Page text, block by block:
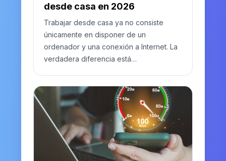
desde casa en 2026
Trabajar desde casa ya no consiste
únicamente en disponer de un
ordenador y una conexión a Internet. La
verdadera diferencia está…